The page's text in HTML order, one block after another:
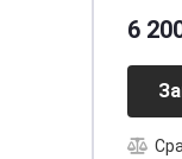
[L2]
6